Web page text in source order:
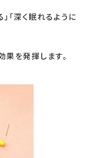
「深く眠れるように
を発揮します。